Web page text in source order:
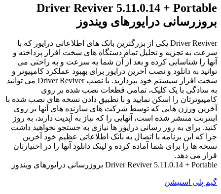
Driver Reviver 5.11.0.14 + Portable
بروزرسانی درایورهای ویندوز
Driver Reviver یکی از بزرگترین بانک های اطلاعاتی درایور که با
سرعت به تجزیه و تحلیل تمام دستگاه های سخت افزار پرداخته و
آنها را شناسایی کرده و بعد از آن شما به سرعت و به راحتی می
توانید به دانلود و نصب آخرین درایور برای بهبود عملکرد کامپیوتر و
سخت افزار سیستم خود بپردازید. با نصب Driver Reviver می توانید
به سادگی با یک کلیک، تمامی قطعات نصب شده بر روی
کامپیوترتان را اسکن نمایید و با تطبیق دادن نسخه های نصب شده با
آخرین ورژن هایی که توسط شرکت های سازنده های آنها بر روی
اینترنت منتشر شده است، آنهایی را که نیاز به آپدیت دارند، به روز
کنید. برای به روز رسانی درایور ها نیازی به جستجو نخواهید داشت
چرا که این برنامه با اتصال به بانک اطلاعاتی عظیم خود آخرین
نسخه ها را برای شما آماده کرده و لینک دانلود آنها را در اختیارتان
قرار می دهد.
Driver Reviver 5.11.0.14 + Portable بروزرسانی درایورهای ویندوز
گیم پلی استیشن